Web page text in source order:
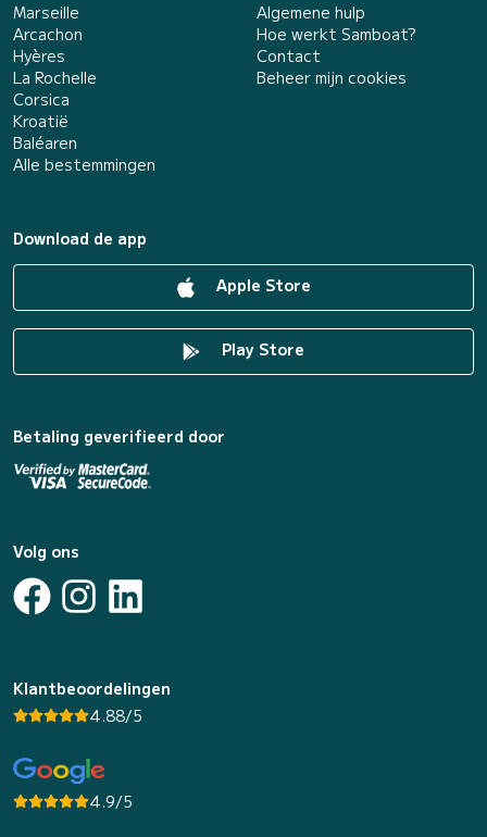
Marseille
Arcachon
Hyères
La Rochelle
Corsica
Kroatië
Baléaren
Alle bestemmingen
Algemene hulp
Hoe werkt Samboat?
Contact
Beheer mijn cookies
Download de app
Apple Store
Play Store
Betaling geverifieerd door
Volg ons
Klantbeoordelingen
4.88/5
4.9/5